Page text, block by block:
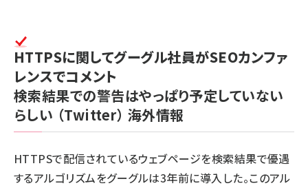
HTTPSに関してグーグル社員がSEOカンファ
レンスでコメント
検索結果での警告はやっぱり予定していない
らしい （Twitter） 海外情報
HTTPSで配信されているウェブページを検索結果で優遇
するアルゴリズムをグーグルは3年前に導入した。このアル